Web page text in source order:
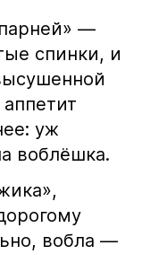
—
спинки, и
уж
воблёшка.
вобла —